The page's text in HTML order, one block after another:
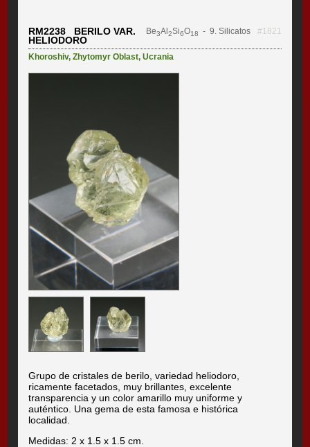
RM2238 BERILO VAR.
HELIODORO
Be3Al2Si6O18 - 9. Silicatos #1821
Khoroshiv,Zhytomyr Oblast,Ucrania
Grupo de cristales de berilo, variedad heliodoro,
ricamente facetados, muy brillantes, excelente
transparencia y un color amarillo muy uniforme y
auténtico. Una gema de esta famosa e histórica
localidad.
Medidas: 2 x 1.5 x 1.5 cm.